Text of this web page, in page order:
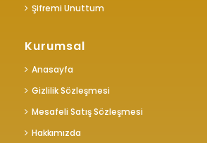
Şifremi Unuttum
Kurumsal
Anasayfa
Gizlilik Sözleşmesi
Mesafeli Satış Sözleşmesi
Hakkımızda